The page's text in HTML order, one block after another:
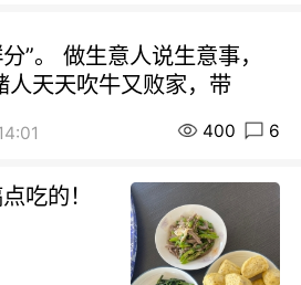
”。 做生意人说生意事，
人天天吹牛又败家，带
400 6
吃的！